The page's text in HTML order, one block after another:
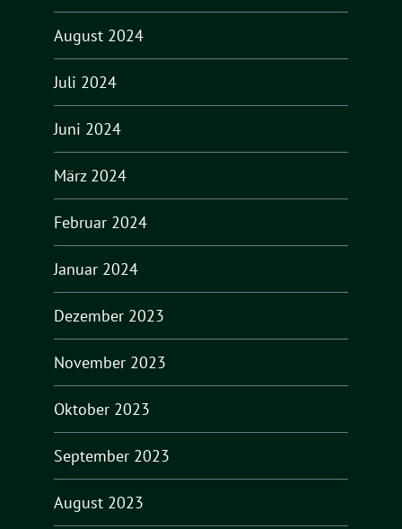
August 2024
Juli 2024
Juni 2024
März 2024
Februar 2024
Januar 2024
Dezember 2023
November 2023
Oktober 2023
September 2023
August 2023